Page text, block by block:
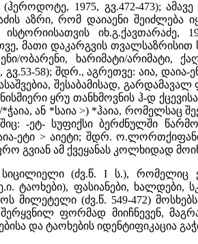
1975, გვ.472-473);
აზრი, რომ დაიაენი შეიძლება
ისტორიისათვის
მათი დაკარგვის
ობარენი, ხარიმატი/არიმატი,
გვ.53-58); შდრ., აგრეთვე: აია,
შესაბამისად,
ყრუ თანხმოვნის ჰ-დ
ან *საია >) *ჰაია, რომელსაც
-ეტ- სუფიქსი ბერძნულში
ეტი > აიეტი; შდრ.
გვიან ამ ქვეყანას კოლხიდად
(ძვ.წ. I ს.), რომელიც
ტაოხები), ფასიანები, ხალდები,
მილეტელი (ძვ.წ. 549-472)
ფორმად მიიჩნევენ,
და ტაოხების იდენტიფიკაცია